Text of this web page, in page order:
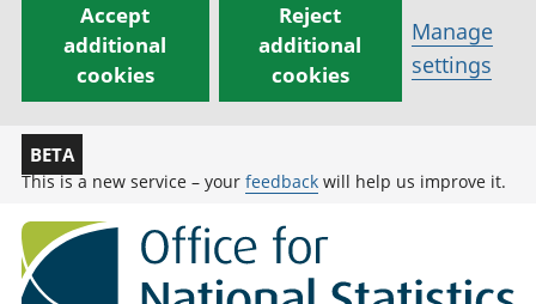
Accept
additional
cookies
Reject
additional
cookies
Manage
settings
BETA
This is a new service – your feedback will help us improve it.